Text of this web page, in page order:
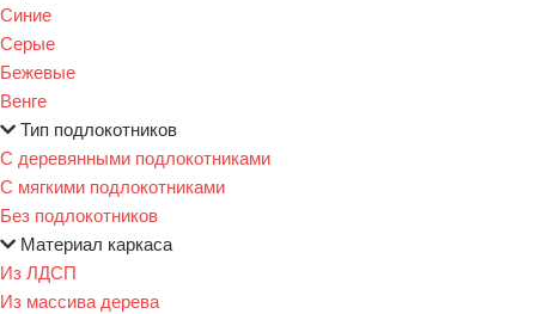
Синие
Серые
Бежевые
Венге
Тип подлокотников
С деревянными подлокотниками
С мягкими подлокотниками
Без подлокотников
Материал каркаса
Из ЛДСП
Из массива дерева